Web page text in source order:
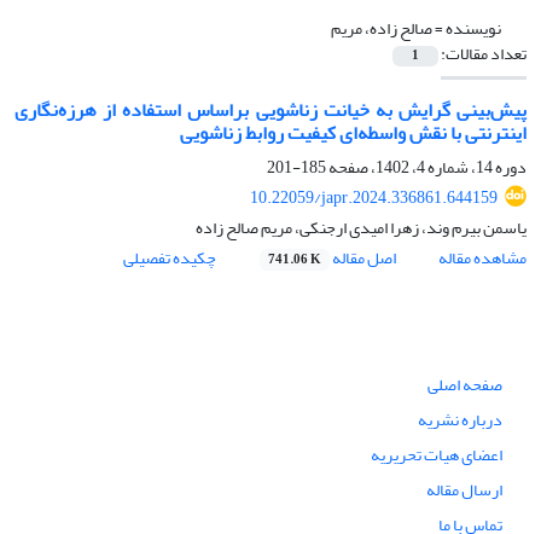
نویسنده =صالح زاده، مریم
تعداد مقالات: 1
پیش‌بینی گرایش به خیانت زناشویی براساس استفاده از هرزه‌نگاری
اینترنتی با نقش واسطه‌ای کیفیت روابط زناشویی
دوره 14، شماره 4، 1402، صفحه
185-201
10.22059/japr.2024.336861.644159
یاسمن بیرم وند، زهرا امیدی ارجنکی، مریم صالح زاده
مشاهده مقاله
اصل مقاله 741.06 K چکیده تفصیلی
صفحه اصلی
درباره نشریه
اعضای هیات تحریریه
ارسال مقاله
تماس با ما